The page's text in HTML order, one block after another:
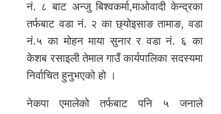
नं. ८ बाट अन्जु बिश्वकर्मा,माओवादी केन्द्रका
तर्फबाट वडा नं. २ का छ्योइसाङ तामाङ, वडा
नं.५ का मोहन माया सुनार र वडा नं. ६ का
केशब रसाइली तेमाल गाउँ कार्यपालिका सदस्यमा
निर्वाचित हुनुभएको हो ।
नेकपा एमालेको तर्फबाट पनि ५ जनाले